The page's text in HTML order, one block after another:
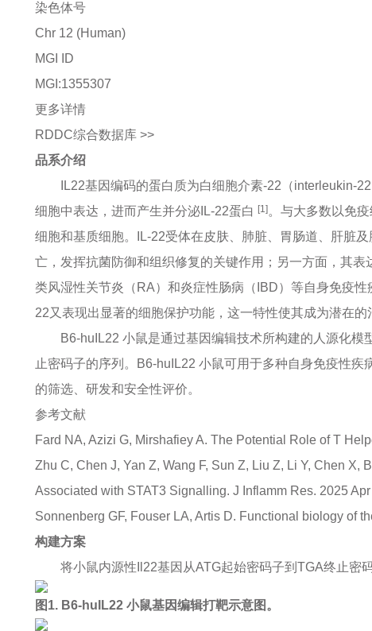
染色体号
Chr 12 (Human)
MGI ID
MGI:1355307
更多详情
RDDC综合数据库 >>
品系介绍
IL22基因编码的蛋白质为白细胞介素-22（interleukin-
细胞中表达，进而产生并分泌IL-22蛋白 [1]。与大多数以免
细胞和基质细胞。IL-22受体在皮肤、肺脏、胃肠道、肝脏
亡，发挥抗菌防御和组织修复的关键作用；另一方面，其
类风湿性关节炎（RA）和炎症性肠病（IBD）等自身免疫
22又表现出显著的细胞保护功能，这一特性使其成为潜在的
B6-huIL22 小鼠是通过基因编辑技术所构建的人源化
止密码子的序列。B6-huIL22 小鼠可用于多种自身免疫性
的筛选、研发和安全性评价。
参考文献
Fard NA, Azizi G, Mirshafiey A. The Potential Role of T
Zhu C, Chen J, Yan Z, Wang F, Sun Z, Liu Z, Li Y, Chen
Associated with STAT3 Signalling. J Inflamm Res. 2025
Sonnenberg GF, Fouser LA, Artis D. Functional biology of
构建方案
将小鼠内源性Il22基因从ATG起始密码子到TGA终止密
图1. B6-huIL22 小鼠基因编辑打靶示意图。